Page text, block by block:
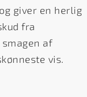
giver en herlig
fra
af
vis.